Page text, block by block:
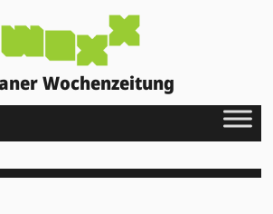
Wochenzeitung